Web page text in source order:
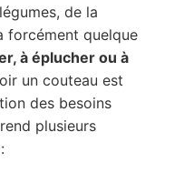
de la
forcément quelque
à éplucher ou à
un couteau est
des besoins
plusieurs